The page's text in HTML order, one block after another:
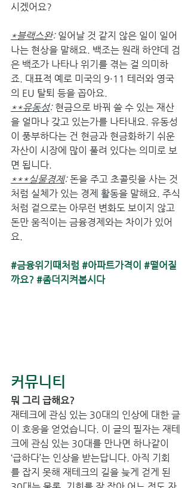
시겠어요?
*블랙스완: 일어날 것 같지 않은 일이 일어
나는 현상을 말해요. 백조는 원래 하얀데 검
은 백조가 나타나 위기를 겪는 걸 의미하
죠. 대표적 예로 미국의 9·11 테러와 영국
의 EU 탈퇴 등을 꼽아요.
**유동성: 현금으로 바꿔 쓸 수 있는 재산
을 얼마나 갖고 있는가를 나타내요. 유동성
이 풍부하다는 건 현금과 현금화하기 쉬운
자산이 시장에 많이 풀려 있다는 의미로 보
면 됩니다.
***실물경제: 돈을 주고 초콜릿을 사는 것
처럼 실체가 있는 경제 활동을 말해요. 주식
처럼 겉으로는 아무런 변화도 보이지 않고
돈만 움직이는 금융경제와는 차이가 있어
요.
#금융위기때처럼 #아파트가격이 #떨어질
까요? #좀더지켜봅시다
커뮤니티
뭐 그리 급해요?
재테크에 관심 있는 30대의 인상에 대한 글
이 호응을 얻었습니다. 이 글의 필자는 재테
크에 관심 있는 30대를 만나면 하나같이
‘급하다’는 인상을 받는답니다. 아직 기회
를 잡지 못해 재테크의 길을 늦게 걷게 된